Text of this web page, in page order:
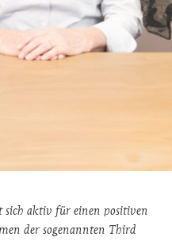
sich aktiv für einen positiven
der sogenannten Third